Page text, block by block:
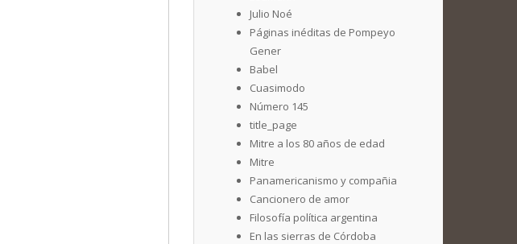
Julio Noé
Páginas inéditas de Pompeyo
Gener
Babel
Cuasimodo
Número 145
title_page
Mitre a los 80 años de edad
Mitre
Panamericanismo y compañia
Cancionero de amor
Filosofía política argentina
En las sierras de Córdoba